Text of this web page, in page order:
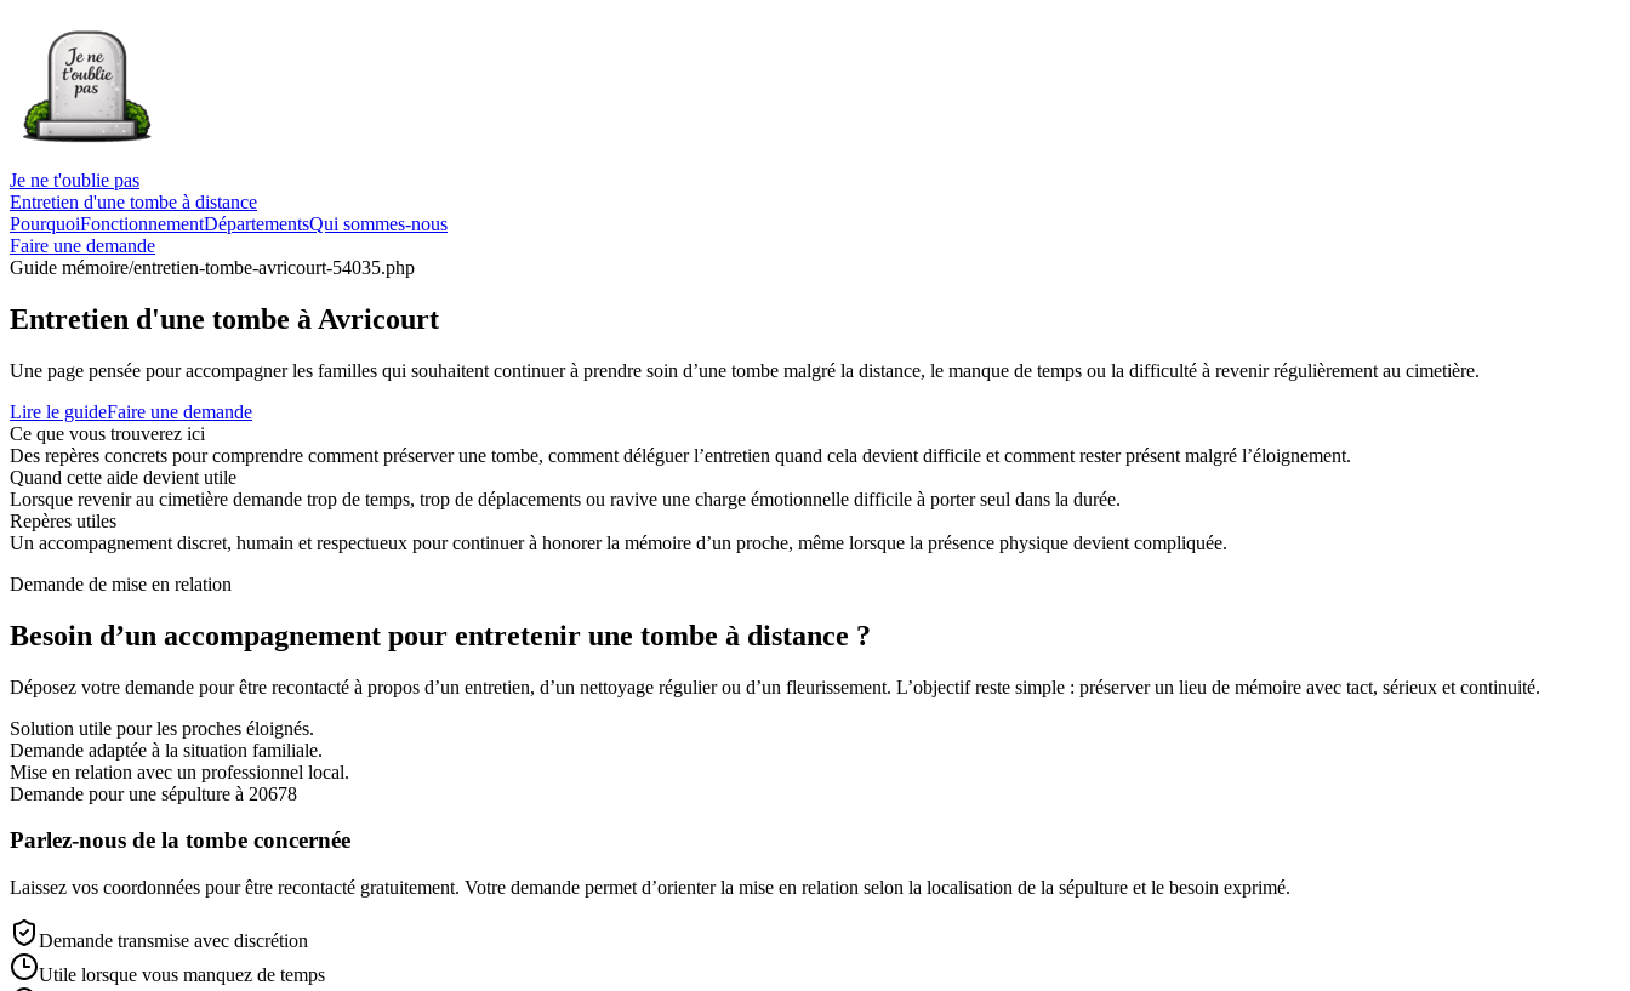
Je ne t'oublie pas
Entretien d'une tombe à distance
PourquoiFonctionnementDépartementsQui sommes-nous
Faire une demande
Guide mémoire/entretien-tombe-avricourt-54035.php
Entretien d'une tombe à Avricourt
Une page pensée pour accompagner les familles qui souhaitent continuer à prendre soin d’une tombe malgré la distance, le manque de temps ou la difficulté à revenir régulièrement au cimetière.
Lire le guideFaire une demande
Ce que vous trouverez ici
Des repères concrets pour comprendre comment préserver une tombe, comment déléguer l’entretien quand cela devient difficile et comment rester présent malgré l’éloignement.
Quand cette aide devient utile
Lorsque revenir au cimetière demande trop de temps, trop de déplacements ou ravive une charge émotionnelle difficile à porter seul dans la durée.
Repères utiles
Un accompagnement discret, humain et respectueux pour continuer à honorer la mémoire d’un proche, même lorsque la présence physique devient compliquée.
Demande de mise en relation
Besoin d’un accompagnement pour entretenir une tombe à distance ?
Déposez votre demande pour être recontacté à propos d’un entretien, d’un nettoyage régulier ou d’un fleurissement. L’objectif reste simple : préserver un lieu de mémoire avec tact, sérieux et continuité.
Solution utile pour les proches éloignés.
Demande adaptée à la situation familiale.
Mise en relation avec un professionnel local.
Demande pour une sépulture à 20678
Parlez-nous de la tombe concernée
Laissez vos coordonnées pour être recontacté gratuitement. Votre demande permet d’orienter la mise en relation selon la localisation de la sépulture et le besoin exprimé.
Demande transmise avec discrétion
Utile lorsque vous manquez de temps